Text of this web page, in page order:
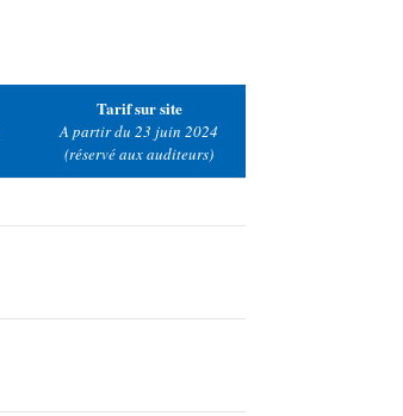
Tarif sur site
A partir du 23 juin 2024
(réservé aux auditeurs)